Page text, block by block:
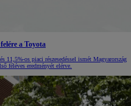
a Toyota
11,5%-os piaci részesedéssel ismét Magyarország
féléves eredményét elérve.